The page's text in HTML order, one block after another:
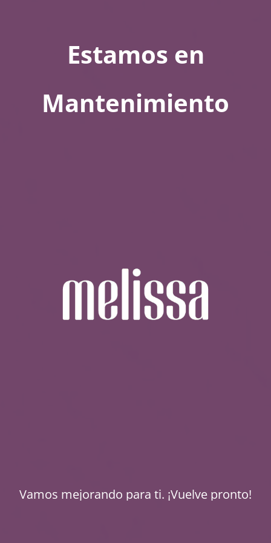
Estamos en
Mantenimiento
Vamos mejorando para ti. ¡Vuelve pronto!